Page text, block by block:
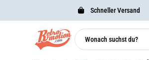
Schneller Versand